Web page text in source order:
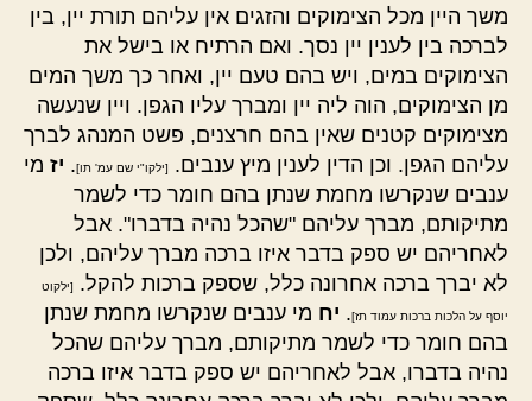
משך היין מכל הצימוקים והזגים אין עליהם תורת יין, בין
לברכה בין לענין יין נסך. ואם הרתיח או בישל את
הצימוקים במים, ויש בהם טעם יין, ואחר כך משך המים
מן הצימוקים, הוה ליה יין ומברך עליו הגפן. ויין שנעשה
מצימוקים קטנים שאין בהם חרצנים, פשט המנהג לברך
עליהם הגפן. וכן הדין לענין מיץ ענבים.
[ילקו"י שם עמ' תו]. יז מי
ענבים שנקרשו מחמת שנתן בהם חומר כדי לשמר
מתיקותם, מברך עליהם "שהכל נהיה בדברו". אבל
לאחריהם יש ספק בדבר איזו ברכה מברך עליהם, ולכן
לא יברך ברכה אחרונה כלל, שספק ברכות להקל.
[ילקוט
יוסף על הלכות ברכות עמוד תז]. יח מי ענבים שנקרשו מחמת שנתן
בהם חומר כדי לשמר מתיקותם, מברך עליהם שהכל
נהיה בדברו, אבל לאחריהם יש ספק בדבר איזו ברכה